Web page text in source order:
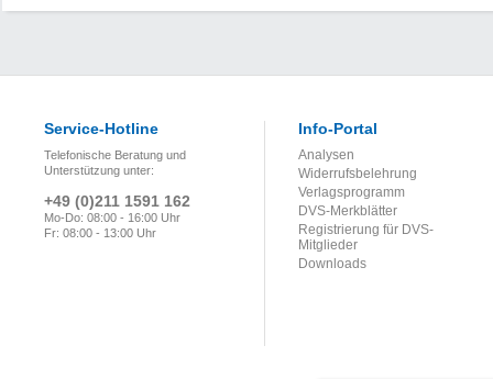
Service-Hotline
Telefonische Beratung und
Unterstützung unter:
+49 (0)211 1591 162
Mo-Do: 08:00 - 16:00 Uhr
Fr: 08:00 - 13:00 Uhr
Info-Portal
Analysen
Widerrufsbelehrung
Verlagsprogramm
DVS-Merkblätter
Registrierung für DVS-
Mitglieder
Downloads